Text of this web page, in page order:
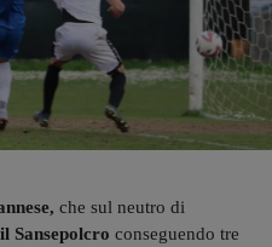
che sul neutro di
Sansepolcro conseguendo tre